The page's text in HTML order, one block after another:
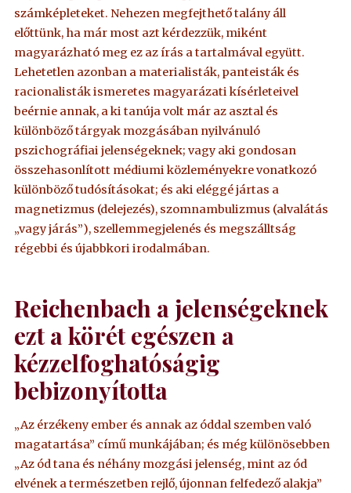
számképleteket. Nehezen megfejthető talány áll
előttünk, ha már most azt kérdezzük, miként
magyarázható meg ez az írás a tartalmával együtt.
Lehetetlen azonban a materialisták, panteisták és
racionalisták ismeretes magyarázati kísérleteivel
beérnie annak, a ki tanúja volt már az asztal és
különböző tárgyak mozgásában nyilvánuló
pszichográfiai jelenségeknek; vagy aki gondosan
összehasonlított médiumi közleményekre vonatkozó
különböző tudósításokat; és aki eléggé jártas a
magnetizmus (delejezés), szomnambulizmus (alvalátás
„vagy járás”), szellemmegjelenés és megszálltság
régebbi és újabbkori irodalmában.
Reichenbach a jelenségeknek
ezt a körét egészen a
kézzelfoghatóságig
bebizonyította
„Az érzékeny ember és annak az óddal szemben való
magatartása” című munkájában; és még különösebben
„Az ód tana és néhány mozgási jelenség, mint az ód
elvének a természetben rejlő, újonnan felfedező alakja”